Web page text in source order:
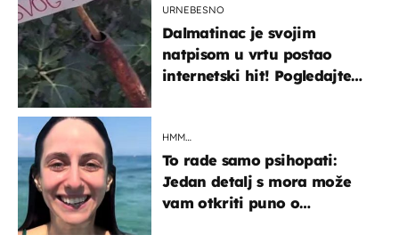
URNEBESNO
Dalmatinac je svojim
natpisom u vrtu postao
internetski hit! Pogledajte
HMM…
To rade samo psihopati:
Jedan detalj s mora može
vam otkriti puno o